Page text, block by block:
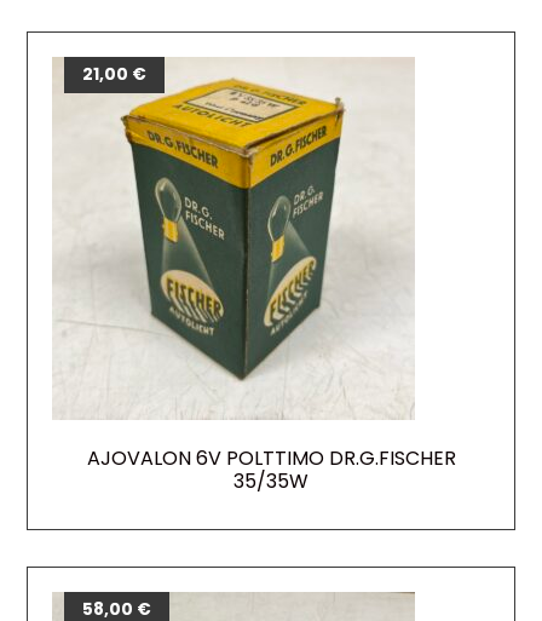
AJOVALON 6V POLTTIMO DR.G.FISCHER
35/35W
21,00 €
58,00 €